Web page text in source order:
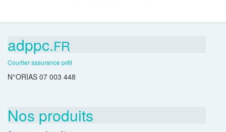
adppc.FR
Courtier assurance prêt
N°ORIAS 07 003 448
Nos produits